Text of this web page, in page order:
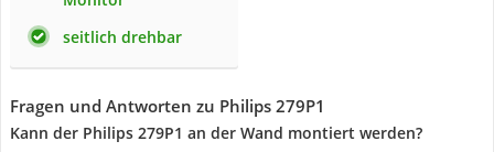
seitlich drehbar
Fragen und Antworten zu Philips 279P1
Kann der Philips 279P1 an der Wand montiert werden?